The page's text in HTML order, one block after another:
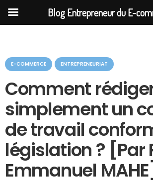
C
a
é
o
e
E-COMMERCE ENTREPRENEURIAT
Comment
simplement un
de travail
législation ? [Par
Emmanuel MAHE]
Blog Entrepreneur du E-